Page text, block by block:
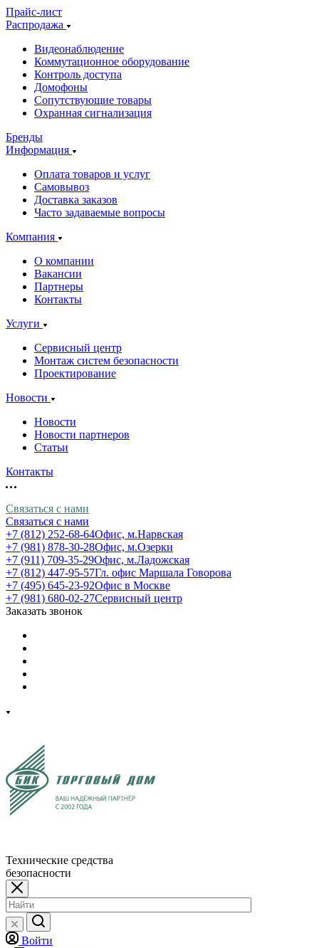
Прайс-лист
Распродажа
Видеонаблюдение
Коммутационное оборудование
Контроль доступа
Домофоны
Сопутствующие товары
Охранная сигнализация
Бренды
Информация
Оплата товаров и услуг
Самовывоз
Доставка заказов
Часто задаваемые вопросы
Компания
О компании
Вакансии
Партнеры
Контакты
Услуги
Сервисный центр
Монтаж систем безопасности
Проектирование
Новости
Новости
Новости партнеров
Статьи
Контакты
Связаться с нами
Связаться с нами
+7 (812) 252-68-64Офис, м.Нарвская
+7 (981) 878-30-28Офис, м.Озерки
+7 (911) 709-35-29Офис, м.Ладожская
+7 (812) 447-95-57Гл. офис Маршала Говорова
+7 (495) 645-23-92Офис в Москве
+7 (981) 680-02-27Сервисный центр
Заказать звонок
Технические средства
безопасности
Войти